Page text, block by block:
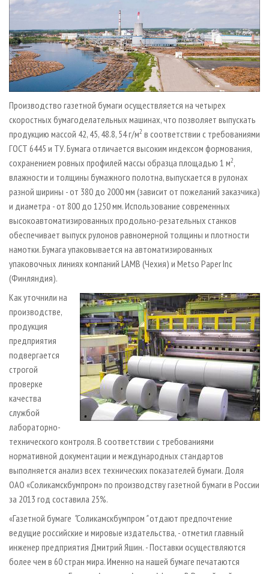
Производство газетной бумаги осуществляется на четырех
скоростных бумагоделательных машинах, что позволяет выпускать
продукцию массой 42, 45, 48.8, 54 г/м2 в соответствии с требованиями
ГОСТ 6445 и ТУ. Бумага отличается высоким индексом формования,
сохранением ровных профилей массы образца площадью 1 м2,
влажности и толщины бумажного полотна, выпускается в рулонах
разной ширины - от 380 до 2000 мм (зависит от пожеланий заказчика)
и диаметра - от 800 до 1250 мм. Использование современных
высокоавтоматизированных продольно-резательных станков
обеспечивает выпуск рулонов равномерной толщины и плотности
намотки. Бумага упаковывается на автоматизированных
упаковочных линиях компаний LAMB (Чехия) и Metso Paper Inc
(Финляндия).
Как уточнили на
производстве,
продукция
предприятия
подвергается
строгой
проверке
качества
службой
лабораторно-
технического контроля. В соответствии с требованиями
нормативной документации и международных стандартов
выполняется анализ всех технических показателей бумаги. Доля
ОАО «Соликамскбумпром» по производству газетной бумаги в России
за 2013 год составила 25%.
«Газетной бумаге "Соликамскбумпром "отдают предпочтение
ведущие российские и мировые издательства, - отметил главный
инженер предприятия Дмитрий Яшин. - Поставки осуществляются
более чем в 60 стран мира. Именно на нашей бумаге печатаются